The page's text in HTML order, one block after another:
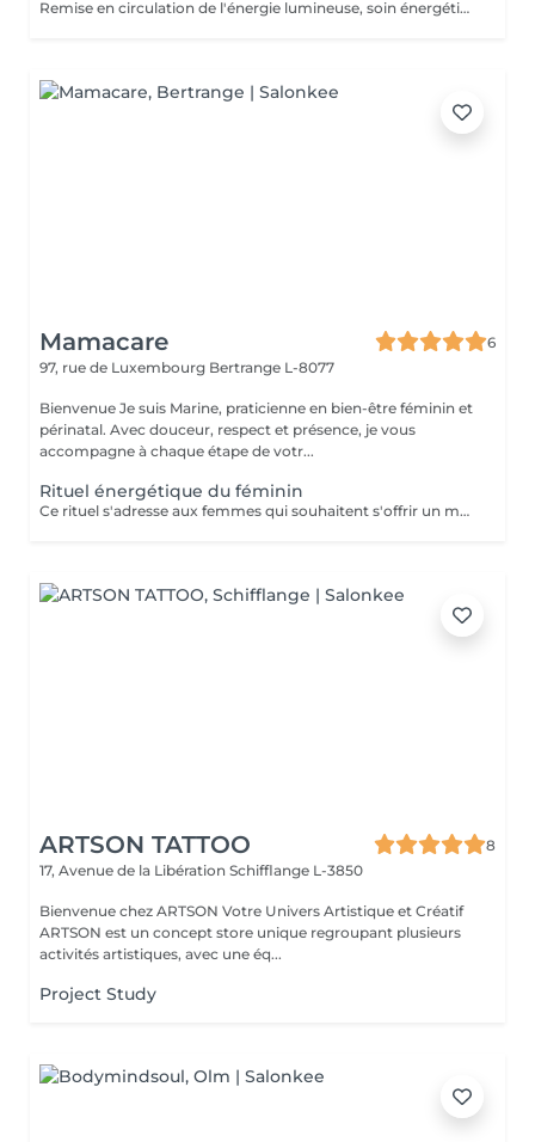
Remise en circulation de l'énergie lumineuse, soin énergétique. Chèque cadeau disponible (Montant de votre choix, celui-ci est à indiquer lors de votre demande)
Mamacare
6
97, rue de Luxembourg Bertrange L-8077
Bienvenue Je suis Marine, praticienne en bien-être féminin et
périnatal. Avec douceur, respect et présence, je vous
accompagne à chaque étape de votr...
Rituel énergétique du féminin
Ce rituel s'adresse aux femmes qui souhaitent s'offrir un moment de reconnexion à elles-mêmes. Il permet d'équilibrer l'énergie féminine, de libérer les blocages émotionnels et énergétiques, et de renforcer la connexion à son intuition et à sa créativité. Bienfaits : un profond sentiment d'apaisement, une meilleure circulation de l'énergie dans le corps, et un regain de vitalité et de clarté mentale. Ce rituel est composé d'un temps d'échange, avec remise d'une huile sur-mesure, d'une méditation, et d'un soin énergétique. Séance unique ou dans le cadre d'un accompagnement (à prix réduit). Pour en savoir plus, rendez-vous sur mon site: www.mamacare-lu.com/mes-accompagnements
ARTSON TATTOO
8
17, Avenue de la Libération Schifflange L-3850
Bienvenue chez ARTSON Votre Univers Artistique et Créatif
ARTSON est un concept store unique regroupant plusieurs
activités artistiques, avec une éq...
Project Study